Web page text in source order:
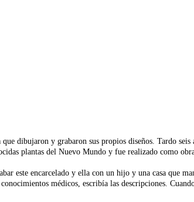
dibujaron y grabaron sus propios diseños. Tardo
plantas del Nuevo Mundo y fue realizado como
este encarcelado y ella con un hijo y una casa que
médicos, escribía las descripciones.